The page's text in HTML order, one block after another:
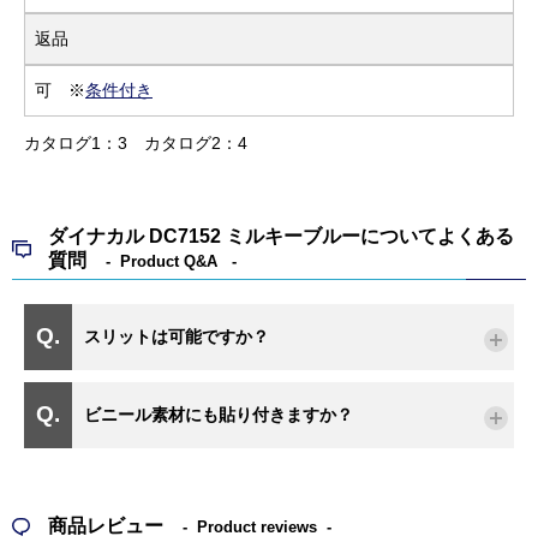
返品
可 ※条件付き
カタログ1：3 カタログ2：4
ダイナカル DC7152 ミルキーブルーについてよくある
質問
Product Q&A
スリットは可能ですか？
ビニール素材にも貼り付きますか？
商品レビュー Product reviews